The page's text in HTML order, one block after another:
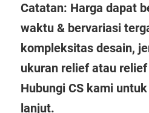
Catatan: Harga dapat
waktu & bervariasi
kompleksitas desain,
ukuran relief atau
Hubungi CS kami
lanjut.